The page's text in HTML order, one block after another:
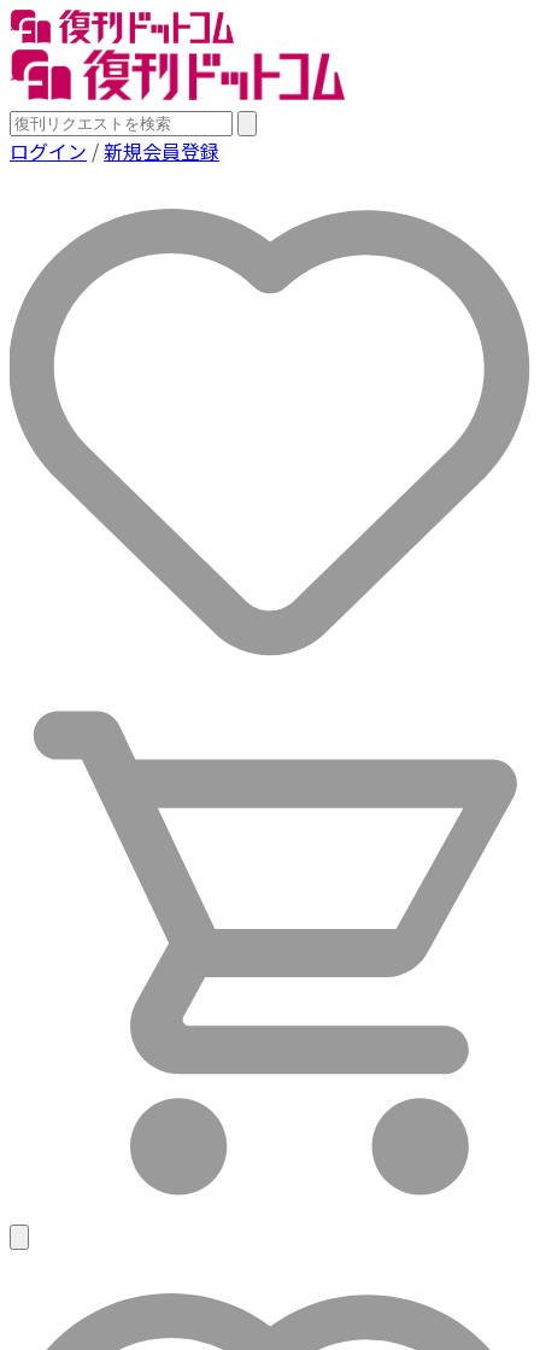
ログイン /新規会員登録